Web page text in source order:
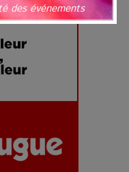
des événements